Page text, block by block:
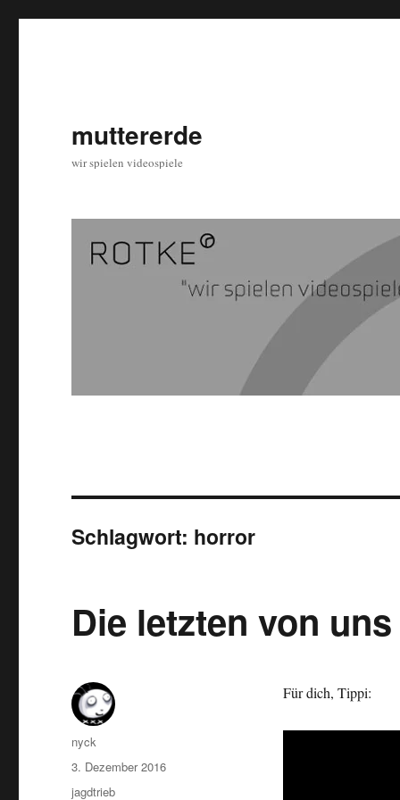
muttererde
wir spielen videospiele
Schlagwort: horror
Die letzten von uns
Für dich, Tippi:
Autor
nyck
Veröffentlicht
am
3. Dezember 2016
Kategorien
jagdtrieb